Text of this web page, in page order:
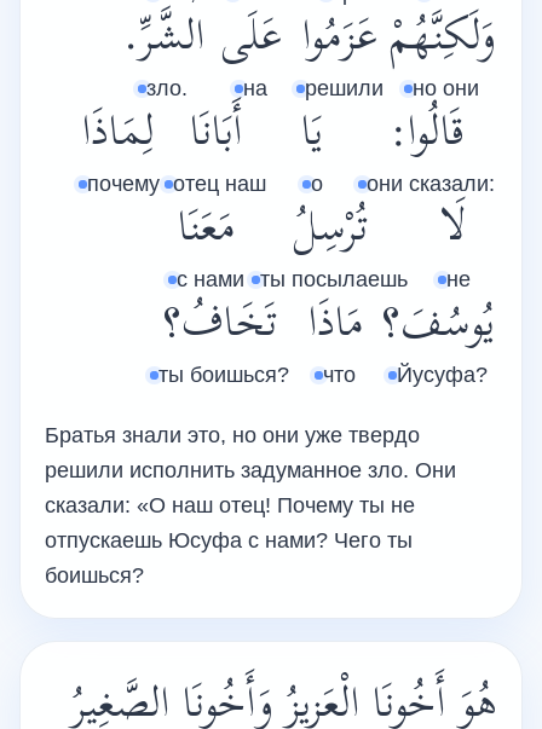
وَلَكِنَّهُمْ
но они
عَزَمُوا
решили
عَلَى
на
الشَّرِّ.
зло.
قَالُوا:
они сказали:
يَا
о
أَبَانَا
отец наш
لِمَاذَا
почему
لَا
не
تُرْسِلُ
ты посылаешь
مَعَنَا
с нами
يُوسُفَ؟
Йусуфа?
مَاذَا
что
تَخَافُ؟
ты боишься?
Братья знали это, но они уже твердо
решили исполнить задуманное зло. Они
сказали: «О наш отец! Почему ты не
отпускаешь Юсуфа с нами? Чего ты
боишься?
هُوَ أَخُونَا الْعَزِيزُ وَأَخُونَا الصَّغِيرُ